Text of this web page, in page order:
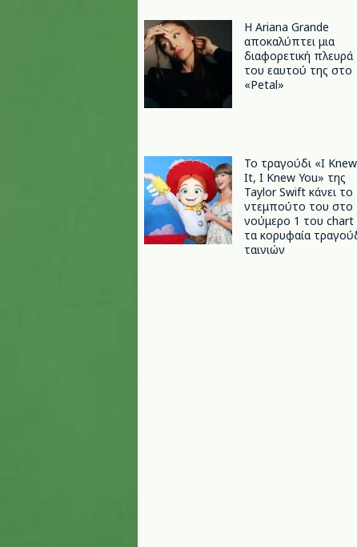
Η Ariana Grande
αποκαλύπτει μια
διαφορετική πλευρά
του εαυτού της στο
«Petal»
Το τραγούδι «I Knew
It, I Knew You» της
Taylor Swift κάνει το
ντεμπούτο του στο
νούμερο 1 του chart
τα κορυφαία
ταινιών